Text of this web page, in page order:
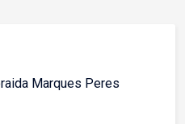
Marques Peres